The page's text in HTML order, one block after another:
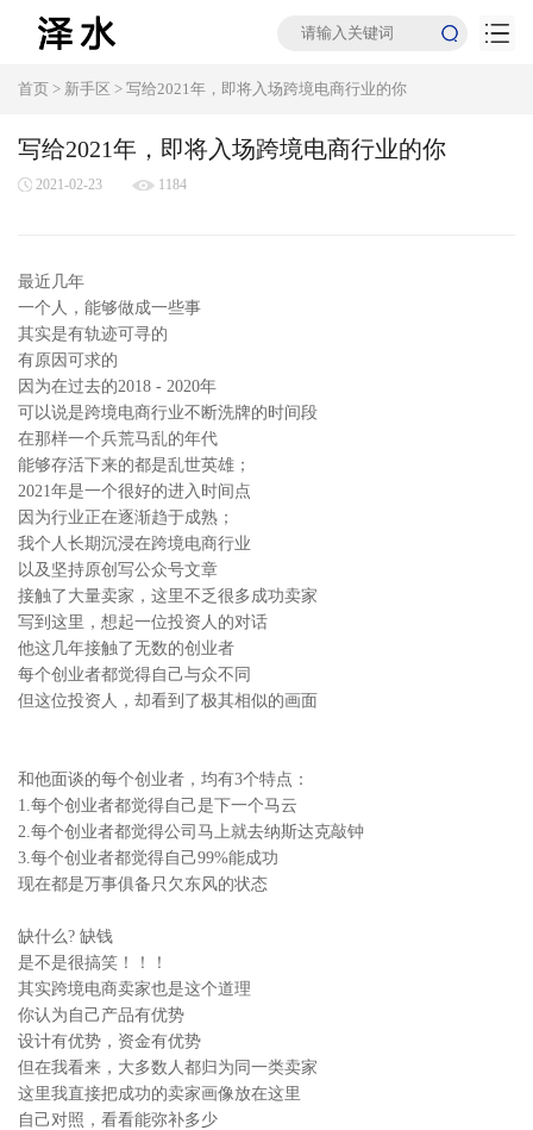
首页 > 新手区 > 写给2021年，即将入场跨境电商行业的你
写给2021年，即将入场跨境电商行业的你
2021-02-23 1184
最近几年
一个人，能够做成一些事
其实是有轨迹可寻的
有原因可求的
因为在过去的2018 - 2020年
可以说是跨境电商行业不断洗牌的时间段
在那样一个兵荒马乱的年代
能够存活下来的都是乱世英雄；
2021年是一个很好的进入时间点
因为行业正在逐渐趋于成熟；
我个人长期沉浸在跨境电商行业
以及坚持原创写公众号文章
接触了大量卖家，这里不乏很多成功卖家
写到这里，想起一位投资人的对话
他这几年接触了无数的创业者
每个创业者都觉得自己与众不同
但这位投资人，却看到了极其相似的画面
和他面谈的每个创业者，均有3个特点：
1.每个创业者都觉得自己是下一个马云
2.每个创业者都觉得公司马上就去纳斯达克敲钟
3.每个创业者都觉得自己99%能成功
现在都是万事俱备只欠东风的状态
缺什么? 缺钱
是不是很搞笑！！！
其实跨境电商卖家也是这个道理
你认为自己产品有优势
设计有优势，资金有优势
但在我看来，大多数人都归为同一类卖家
这里我直接把成功的卖家画像放在这里
自己对照，看看能弥补多少